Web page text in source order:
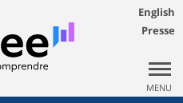
English
Presse
MENU